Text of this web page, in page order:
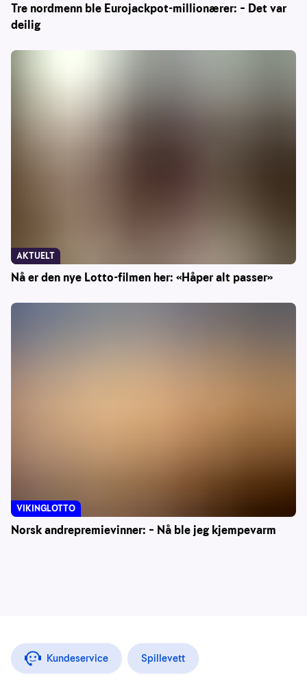
Tre nordmenn ble Eurojackpot-millionærer: – Det var
deilig
Nå er den nye Lotto-filmen her: «Håper alt passer»
AKTUELT
Norsk andrepremievinner: – Nå ble jeg kjempevarm
VIKINGLOTTO
Kundeservice Spillevett